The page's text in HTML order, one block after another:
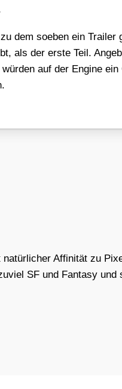
dem soeben ein Trai­ler
als der ers­te Teil.
auf der Engi­ne
Affinität zu
SF und Fantasy und